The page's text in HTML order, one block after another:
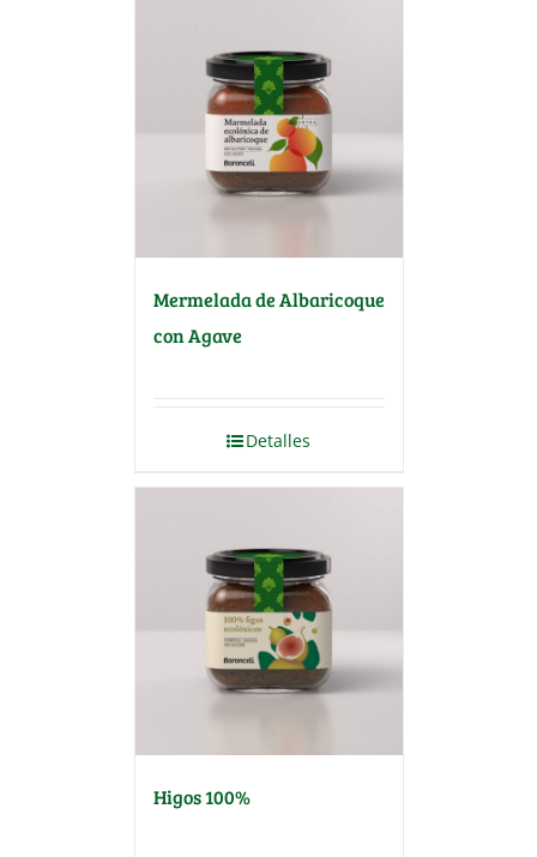
Mermelada de Albaricoque
con Agave
Detalles
Higos 100%